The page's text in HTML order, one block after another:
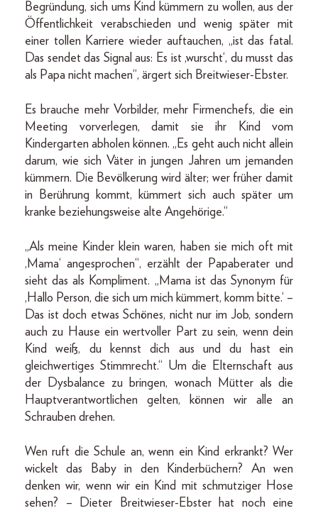
Begründung, sich ums Kind kümmern zu wollen, aus der
Öffentlichkeit verabschieden und wenig später mit
einer tollen Karriere wieder auftauchen, „ist das fatal.
Das sendet das Signal aus: Es ist ‚wurscht‘, du musst das
als Papa nicht machen“, ärgert sich Breitwieser-Ebster.
Es brauche mehr Vorbilder, mehr Firmenchefs, die ein
Meeting vorverlegen, damit sie ihr Kind vom
Kindergarten abholen können. „Es geht auch nicht allein
darum, wie sich Väter in jungen Jahren um jemanden
kümmern. Die Bevölkerung wird älter; wer früher damit
in Berührung kommt, kümmert sich auch später um
kranke beziehungsweise alte Angehörige.“
„Als meine Kinder klein waren, haben sie mich oft mit
,Mama‘ angesprochen“, erzählt der Papaberater und
sieht das als Kompliment. „Mama ist das Synonym für
,Hallo Person, die sich um mich kümmert, komm bitte.‘ –
Das ist doch etwas Schönes, nicht nur im Job, sondern
auch zu Hause ein wertvoller Part zu sein, wenn dein
Kind weiß, du kennst dich aus und du hast ein
gleichwertiges Stimmrecht.“ Um die Elternschaft aus
der Dysbalance zu bringen, wonach Mütter als die
Hauptverantwortlichen gelten, können wir alle an
Schrauben drehen.
Wen ruft die Schule an, wenn ein Kind erkrankt? Wer
wickelt das Baby in den Kinderbüchern? An wen
denken wir, wenn wir ein Kind mit schmutziger Hose
sehen? – Dieter Breitwieser-Ebster hat noch eine